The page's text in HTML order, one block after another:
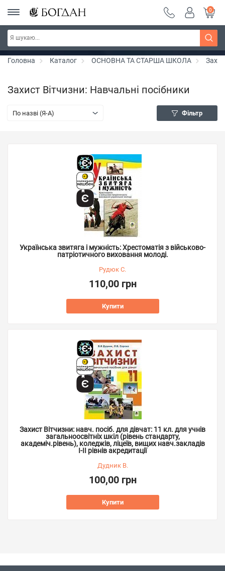
РОЗПРОДАЖ ~ 150 грн ~ 200 грн ~ 250 грн ~
300 грн ~ РОЗПРОДАЖ
Дізнатись більше
0
Головна Каталог ОСНОВНА ТА СТАРША ШКОЛА
Захист Вітчизни: Навчальні посібники
По назві (Я-А) Фільтр
Українська звитяга і мужність: Хрестоматія з військово-
патріотичного виховання молоді.
Рудюк С.
110,00 грн
Купити
Захист Вітчизни: навч. посіб. для дівчат: 11 кл. для учнів
загальноосвітніх шкіл (рівень стандарту,
академіч.рівень), коледжів, ліцеїв, вищих навч.закладів
І-ІІ рівнів акредитації
Дудник В.
100,00 грн
Купити